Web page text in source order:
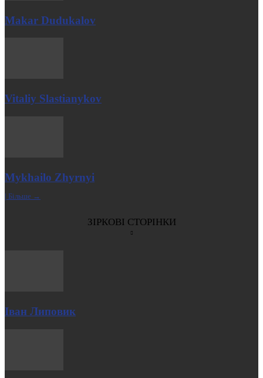
Makar Dudukalov
Vitaliy Slastianykov
Mykhailo Zhyrnyi
| Більше →
ЗІРКОВІ СТОРІНКИ
Іван Липовик